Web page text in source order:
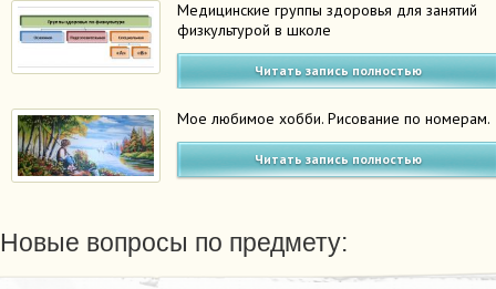
Медицинские группы здоровья для занятий
физкультурой в школе
Читать запись полностью
Мое любимое хобби. Рисование по номерам.
Читать запись полностью
Новые вопросы по предмету: